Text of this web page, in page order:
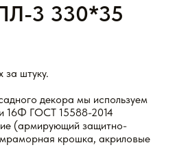
3 330*35
за штуку.
декора мы используем
16Ф ГОСТ 15588-2014
(армирующий защитно-
крошка, акриловые